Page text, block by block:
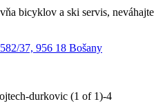
bicyklov a ski servis, neváhajte
37, 956 18 Bošany